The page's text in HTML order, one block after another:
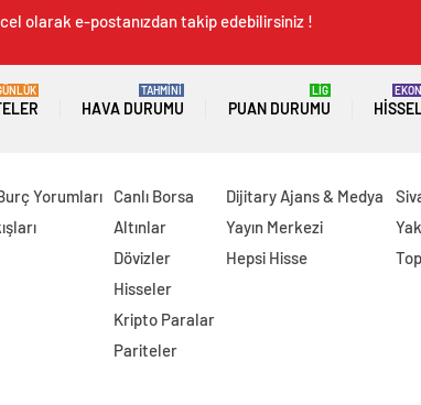
olarak e-postanızdan takip edebilirsiniz !
HAVA DURUMU
TAHMİNİ
PUAN DURUMU
LİG
Yorumları
Canlı Borsa
Altınlar
Dövizler
Hisseler
Kripto Paralar
Pariteler
Dijitary Ajans & Medya
Yayın Merkezi
Hepsi Hisse